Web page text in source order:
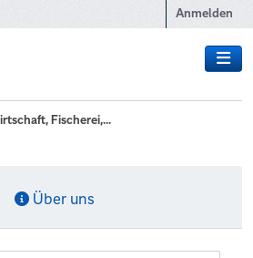
Anmelden
Fischerei,...
Über uns